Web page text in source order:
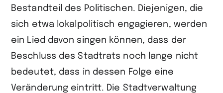
Bestandteil des Politischen. Diejenigen, die
sich etwa lokalpolitisch engagieren, werden
ein Lied davon singen können, dass der
Beschluss des Stadtrats noch lange nicht
bedeutet, dass in dessen Folge eine
Veränderung eintritt. Die Stadtverwaltung